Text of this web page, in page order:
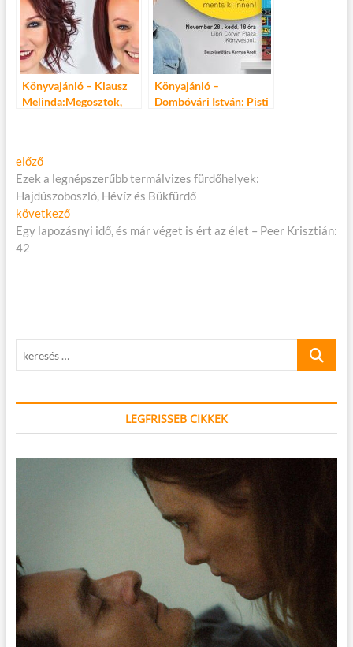
Könyvajánló – Klausz
Melinda:Megosztok,
Könyajánló –
Dombóvári István: Pisti
Bejegyzés
navigáció
előzőElőző
cikk:
Ezek a legnépszerűbb termálvizes fürdőhelyek:
Hajdúszoboszló, Hévíz és Bükfürdő
következőKövetkező
cikk:
Egy lapozásnyi idő, és már véget is ért az élet – Peer Krisztián:
42
keresés
LEGFRISSEB CIKKEK